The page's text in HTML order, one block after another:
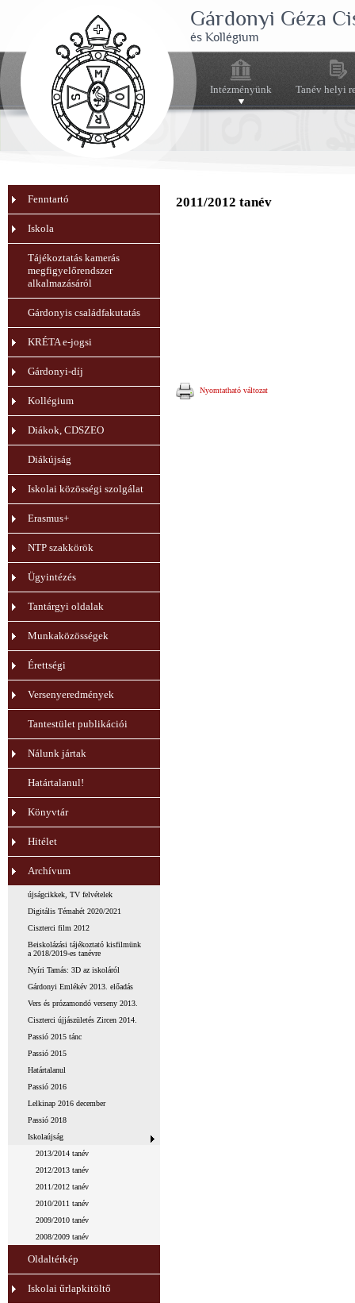
Gárdonyi Géza
és Kollégium
Intézményünk Tanév helyi
Fenntartó
Iskola
Tájékoztatás kamerás
megfigyelőrendszer
alkalmazásáról
Gárdonyis családfakutatás
KRÉTA e-jogsi
Gárdonyi-díj
Kollégium
Diákok, CDSZEO
Diákújság
Iskolai közösségi szolgálat
Erasmus+
NTP szakkörök
Ügyintézés
Tantárgyi oldalak
Munkaközösségek
Érettségi
Versenyeredmények
Tantestület publikációi
Nálunk jártak
Határtalanul!
Könyvtár
Hitélet
Archívum
újságcikkek, TV felvételek
Digitális Témahét 2020/2021
Ciszterci film 2012
Beiskolázási tájékoztató kisfilmünk
a 2018/2019-es tanévre
Nyíri Tamás: 3D az iskoláról
Gárdonyi Emlékév 2013. előadás
Vers és prózamondó verseny 2013.
Ciszterci újjászületés Zircen 2014.
Passió 2015 tánc
Passió 2015
Határtalanul
Passió 2016
Lelkinap 2016 december
Passió 2018
Iskolaújság
2013/2014 tanév
2012/2013 tanév
2011/2012 tanév
2010/2011 tanév
2009/2010 tanév
2008/2009 tanév
Oldaltérkép
Iskolai űrlapkitöltő
2011/2012 tanév
Nyomtatható változat